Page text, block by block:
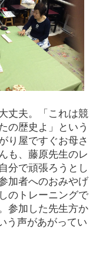
丈夫。「これは競
の歴史よ」という
り屋ですぐお母さ
も、藤原先生のレ
分で頑張ろうとし
加者へのおみやげ
のトレーニングで
参加した先生方か
う声があがってい